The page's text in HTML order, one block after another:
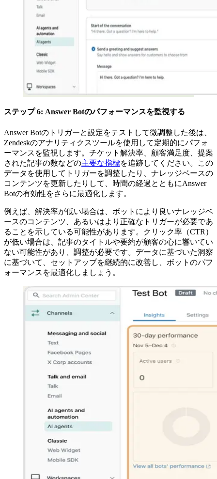
ステップ 6: Answer Botのパフォーマンスを監視する
Answer Botのトリガーと設定をテストして微調整した後は、
Zendeskのアナリティクスツールを使用して定期的にパフォ
ーマンスを監視します。チケット解決率、顧客満足度、提案
された記事の数などの主要な指標を追跡してください。この
データを使用してトリガーを調整したり、ナレッジベースの
コンテンツを更新したりして、時間の経過とともにAnswer
Botの有効性をさらに最適化します。
例えば、解決率が低い場合は、ボットにより良いナレッジベ
ースのコンテンツ、あるいはより正確なトリガーが必要であ
ることを示している可能性があります。クリック率（CTR）
が低い場合は、記事のタイトルや要約が顧客の心に響いてい
ない可能性があり、調整が必要です。データに基づいた洞察
に基づいて、セットアップを継続的に改善し、ボットのパフ
ォーマンスを最適化しましょう。